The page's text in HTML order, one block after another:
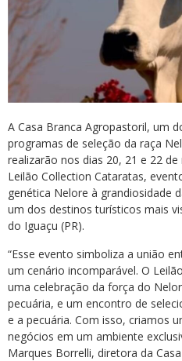
A Casa Branca Agropastoril, um
programas de seleção da raça
realizarão nos dias 20, 21 e 22
Leilão Collection Cataratas,
genética Nelore à grandiosidade
um dos destinos turísticos mais
do Iguaçu (PR).
“Esse evento simboliza a união
um cenário incomparável. O
uma celebração da força do
pecuária, e um encontro de
e a pecuária. Com isso, criamos
negócios em um ambiente
Marques Borrelli, diretora da